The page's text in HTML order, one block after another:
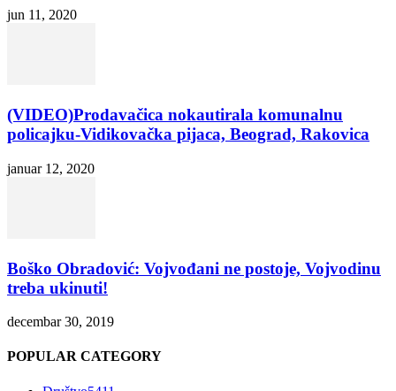
jun 11, 2020
(VIDEO)Prodavačica nokautirala komunalnu
policajku-Vidikovačka pijaca, Beograd, Rakovica
januar 12, 2020
Boško Obradović: Vojvođani ne postoje, Vojvodinu
treba ukinuti!
decembar 30, 2019
POPULAR CATEGORY